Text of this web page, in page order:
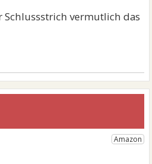
Schlussstrich vermutlich das